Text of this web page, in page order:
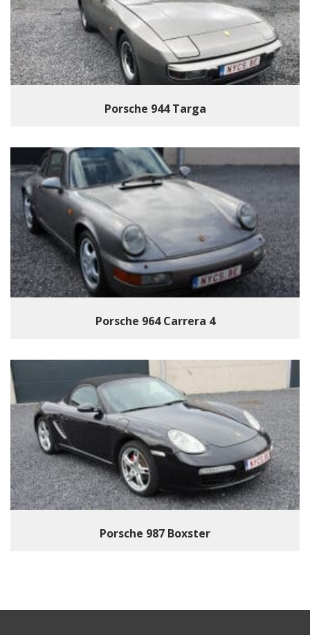
Porsche 944 Targa
Porsche 964 Carrera 4
Porsche 987 Boxster